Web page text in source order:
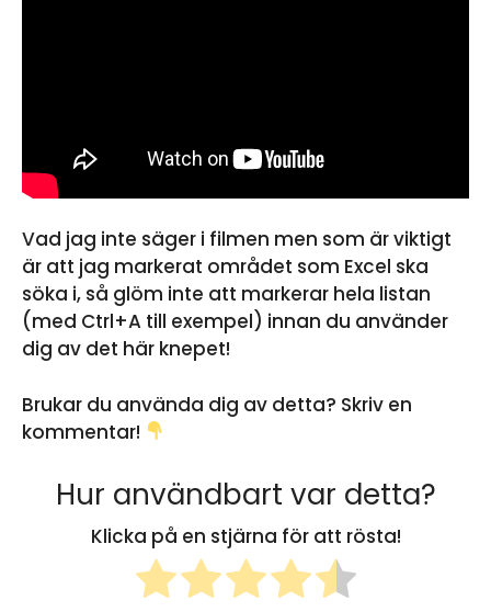
Vad jag inte säger i filmen men som är viktigt
är att jag markerat området som Excel ska
söka i, så glöm inte att markerar hela listan
(med Ctrl+A till exempel) innan du använder
dig av det här knepet!
Brukar du använda dig av detta? Skriv en
kommentar!
Hur användbart var detta?
Klicka på en stjärna för att rösta!